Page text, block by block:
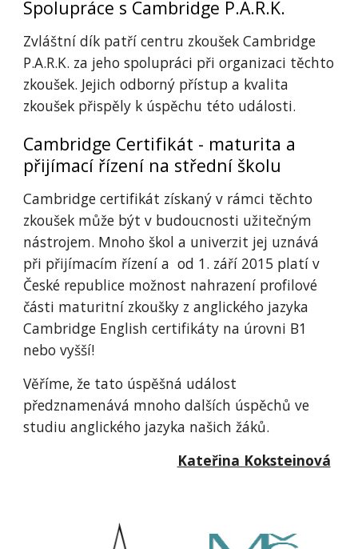
Spolupráce s Cambridge P.A.R.K.
Zvláštní dík patří centru zkoušek Cambridge
P.A.R.K. za jeho spolupráci při organizaci těchto
zkoušek. Jejich odborný přístup a kvalita
zkoušek přispěly k úspěchu této události.
Cambridge Certifikát - maturita a
přijímací řízení na střední školu
Cambridge certifikát získaný v rámci těchto
zkoušek může být v budoucnosti užitečným
nástrojem. Mnoho škol a univerzit jej uznává
při přijímacím řízení a od 1. září 2015 platí v
České republice možnost nahrazení profilové
části maturitní zkoušky z anglického jazyka
Cambridge English certifikáty na úrovni B1
nebo vyšší!
Věříme, že tato úspěšná událost
předznamenává mnoho dalších úspěchů ve
studiu anglického jazyka našich žáků.
Kateřina Koksteinová